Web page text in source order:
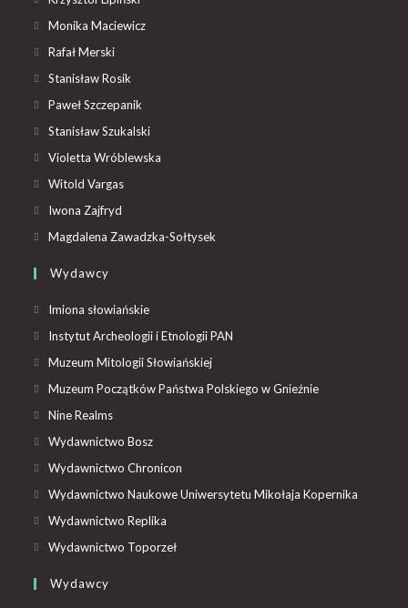
Monika Maciewicz
Rafał Merski
Stanisław Rosik
Paweł Szczepanik
Stanisław Szukalski
Violetta Wróblewska
Witold Vargas
Iwona Zajfryd
Magdalena Zawadzka-Sołtysek
Wydawcy
Imiona słowiańskie
Instytut Archeologii i Etnologii PAN
Muzeum Mitologii Słowiańskiej
Muzeum Początków Państwa Polskiego w Gnieźnie
Nine Realms
Wydawnictwo Bosz
Wydawnictwo Chronicon
Wydawnictwo Naukowe Uniwersytetu Mikołaja Kopernika
Wydawnictwo Replika
Wydawnictwo Toporzeł
Wydawcy